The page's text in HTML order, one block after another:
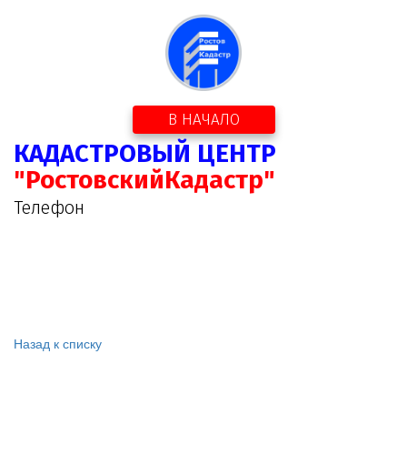
В НАЧАЛО
КАДАСТРОВЫЙ ЦЕНТР
"РостовскийКадастр"
Телефон
Назад к списку